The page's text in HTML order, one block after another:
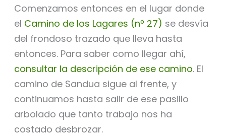
Comenzamos entonces en el lugar donde
el Camino de los Lagares (nº 27) se desvía
del frondoso trazado que lleva hasta
entonces. Para saber como llegar ahí,
consultar la descripción de ese camino. El
camino de Sandua sigue al frente, y
continuamos hasta salir de ese pasillo
arbolado que tanto trabajo nos ha
costado desbrozar.